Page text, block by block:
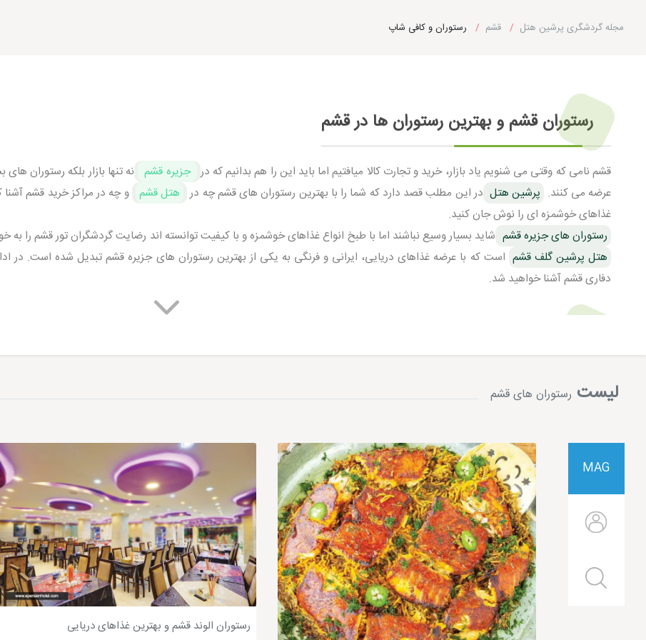
مجله گردشگری پرشین هتل قشم رستوران و کافی شاپ
رستوران قشم و بهترین رستوران ها در قشم
قشم نامی که وقتی می شنویم یاد بازار، خرید و تجارت کالا میافتیم اما باید این را هم بدانیم که در جزیره قشم نه تنها بازار بلکه رستوران
عرضه می کنند. پرشین هتل در این مطلب قصد دارد که شما را با بهترین رستوران های قشم چه در هتل قشم و چه در مراکز خرید قشم
غذاهای خوشمزه ای را نوش جان کنید.
رستوران های جزیره قشم شاید بسیار وسیع نباشند اما با طبخ انواع غذاهای خوشمزه و با کیفیت توانسته اند رضایت گردشگران تور قشم را
هتل پرشین گلف قشم است که با عرضه غذاهای دریایی، ایرانی و فرنگی به یکی از بهترین رستوران های جزیره قشم تبدیل شده است. در
دفاری قشم آشنا خواهید شد.
اقصی نقاط ایران دارد. فست فود پدر خوب در طبقه سوم مرکز خرید سیتی سنتر 1 قرار دارد که
خرید بروید و غذا نوش جان کنید پیشنهاد دیگری نیز داریم.
فست فود سیحون قشم از بهترین فست فودی های قشم
بهترین فست فود قشمبعد از پدر خوب، رستوران فست فود سیحون قشم است که می توانید به این رستوران قشم مراجعه کنید. در
می شود که با خاطری آسوده می توانید بهترین غذا را همراه خانواده خود نوش جان کنید و از سلامت آن اطمینان داشته باشید. برای مراجعه به این فست فود
رستوران نعیم قشم و لذیذ ترین میگو پفکی در قشم
لیست رستوران های قشم
MAG
رستوران الوند قشم و بهترین غذاهای دریایی